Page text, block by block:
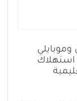
استهلاك